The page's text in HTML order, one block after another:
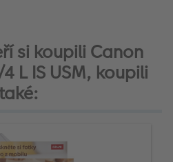
si koupili Canon
L IS USM, koupili